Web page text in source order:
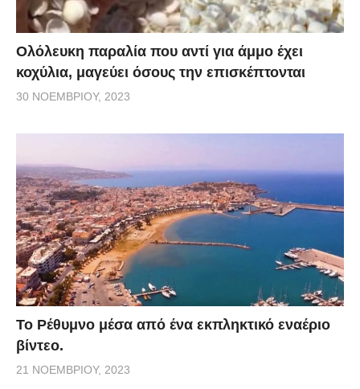
να περπατήσετε αρκετά. Σημειώστε ότι αυτά τα μέρη
τον Αύγουστο πλημμυρίζουν από κόσμο γι’αυτό θα
είναι λίγο δύσκολο να ευχαριστηθείτε τα νερά της
συγκεκριμένης παραλίας. Αν όμως προγραμματίζετε
ταξίδι μέσα στον Σεπτέμβρη, τότε θα ευχαριστηθείτε
Ολόλευκη παραλία που αντί για άμμο έχει
κοχύλια, μαγεύει όσους την επισκέπτονται
30 ΝΟΕΜΒΡΊΟΥ, 2023
Το Ρέθυμνο μέσα από ένα εκπληκτικό εναέριο
βίντεο.
21 ΝΟΕΜΒΡΊΟΥ, 2023